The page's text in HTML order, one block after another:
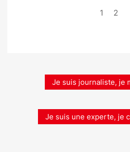
1 2
Je suis journaliste, je
Je suis une experte, je